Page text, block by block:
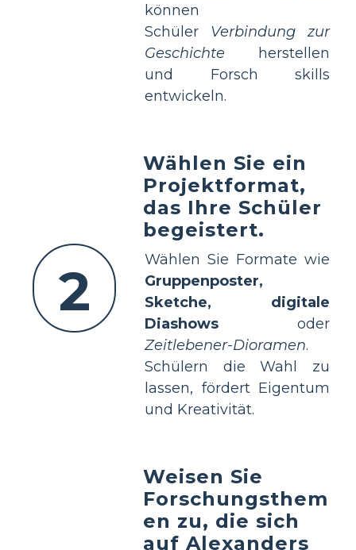
können
Schüler Verbindung zur
Geschichte herstellen
und Forsch skills
entwickeln.
2
Wählen Sie ein
Projektformat,
das Ihre Schüler
begeistert.
Wählen Sie Formate wie
Gruppenposter,
Sketche, digitale
Diashows oder
Zeitlebener-Dioramen.
Schülern die Wahl zu
lassen, fördert Eigentum
und Kreativität.
Weisen Sie
Forschungsthem
en zu, die sich
auf Alexanders